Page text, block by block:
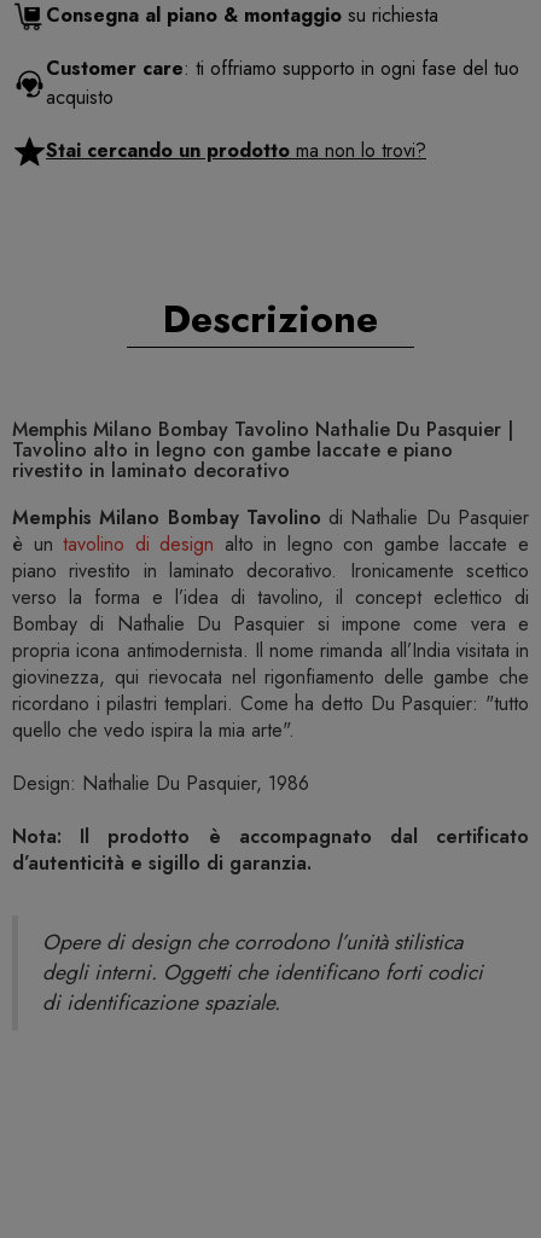
Consegna al piano & montaggio su richiesta
Customer care: ti offriamo supporto in ogni fase del tuo
acquisto
Stai cercando un prodotto ma non lo trovi?
Descrizione
Memphis Milano Bombay Tavolino Nathalie Du Pasquier |
Tavolino alto in legno con gambe laccate e piano
rivestito in laminato decorativo
Memphis Milano Bombay Tavolino di Nathalie Du Pasquier
è untavolino di design alto in legno con gambe laccate e
piano rivestito in laminato decorativo. Ironicamente scettico
verso la forma e l’idea di tavolino, il concept eclettico di
Bombay di Nathalie Du Pasquier si impone come vera e
propria icona antimodernista. Il nome rimanda all’India visitata in
giovinezza, qui rievocata nel rigonfiamento delle gambe che
ricordano i pilastri templari. Come ha detto Du Pasquier: "tutto
quello che vedo ispira la mia arte".
Design: Nathalie Du Pasquier, 1986
Nota: Il prodotto è accompagnato dal certificato
d’autenticità e sigillo di garanzia.
Opere di design che corrodono l’unità stilistica
degli interni. Oggetti che identificano forti codici
di identificazione spaziale.